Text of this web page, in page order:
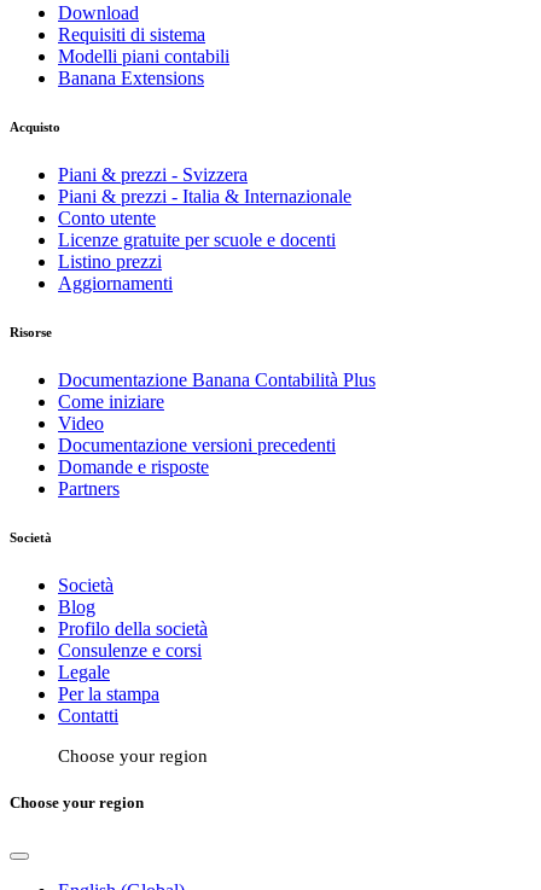
Download
Requisiti di sistema
Modelli piani contabili
Banana Extensions
Acquisto
Piani & prezzi - Svizzera
Piani & prezzi - Italia & Internazionale
Conto utente
Licenze gratuite per scuole e docenti
Listino prezzi
Aggiornamenti
Risorse
Documentazione Banana Contabilità Plus
Come iniziare
Video
Documentazione versioni precedenti
Domande e risposte
Partners
Società
Società
Blog
Profilo della società
Consulenze e corsi
Legale
Per la stampa
Contatti
Choose your region
Choose your region